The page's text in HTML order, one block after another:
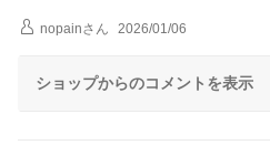
nopainさん 2026/01/06
ショップからのコメントを表示